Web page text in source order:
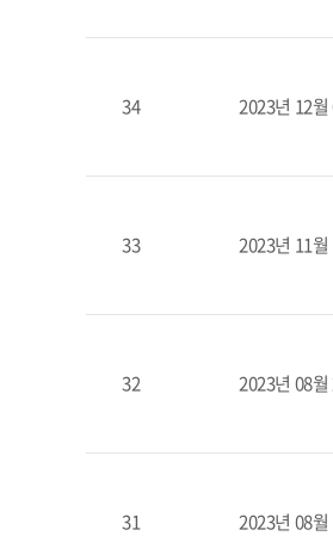
34 2023년 12월
33 2023년 11월
32 2023년 08월
31 2023년 08월